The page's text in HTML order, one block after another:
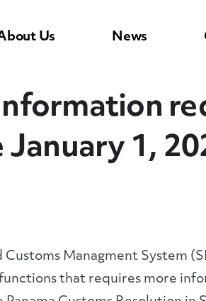
Us News
1,
Managment System
that requires more